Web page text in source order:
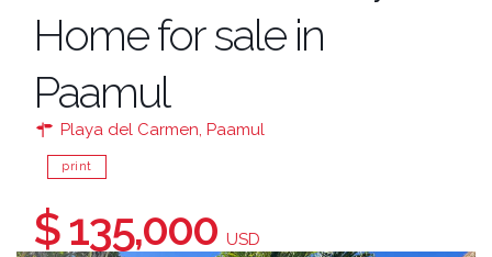
Home for sale in
Paamul
Playa del Carmen, Paamul
print
$ 135,000 USD